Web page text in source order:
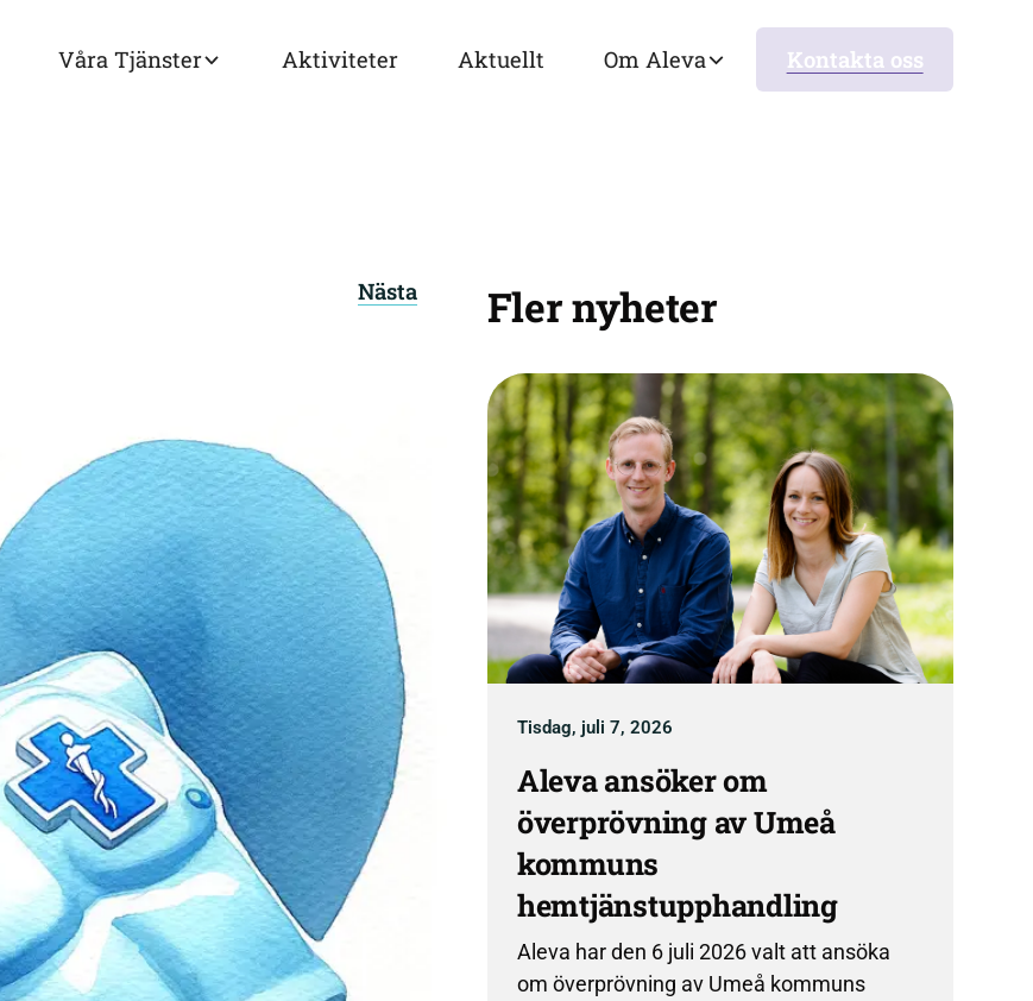
Våra Tjänster Aktiviteter Aktuellt Om Aleva Kontakta oss
Nästa Fler nyheter
Tisdag, juli 7, 2026
Aleva ansöker om
överprövning av Umeå
kommuns
hemtjänstupphandling
Aleva har den 6 juli 2026 valt att ansöka
om överprövning av Umeå kommuns